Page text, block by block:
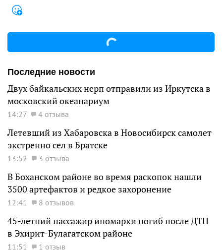
Последние новости
Двух байкальских нерп отправили из Иркутска в
московский океанариум
14:27 4 отзыва
Летевший из Хабаровска в Новосибирск самолет
экстренно сел в Братске
13:52 3 отзыва
В Боханском районе во время раскопок нашли
3500 артефактов и редкое захоронение
12:41 8 отзывов
45-летний пассажир иномарки погиб после ДТП
в Эхирит-Булагатском районе
11:51
1 отзыв